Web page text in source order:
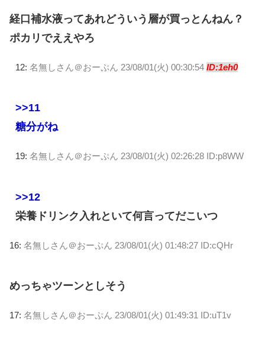
経口補水液ってあれどういう層が買っとんねん？
ポカリでええやろ
12: 名無しさん＠おーぷん 23/08/01(火) 00:30:54 ID:1eh0
>>11
糖分がね
19: 名無しさん＠おーぷん 23/08/01(火) 02:26:28 ID:p8WW
>>12
栄養ドリンク入れといて何言ってだこいつ
16: 名無しさん＠おーぷん 23/08/01(火) 01:48:27 ID:cQHr
めっちゃツーンとしそう
17: 名無しさん＠おーぷん 23/08/01(火) 01:49:31 ID:uT1v